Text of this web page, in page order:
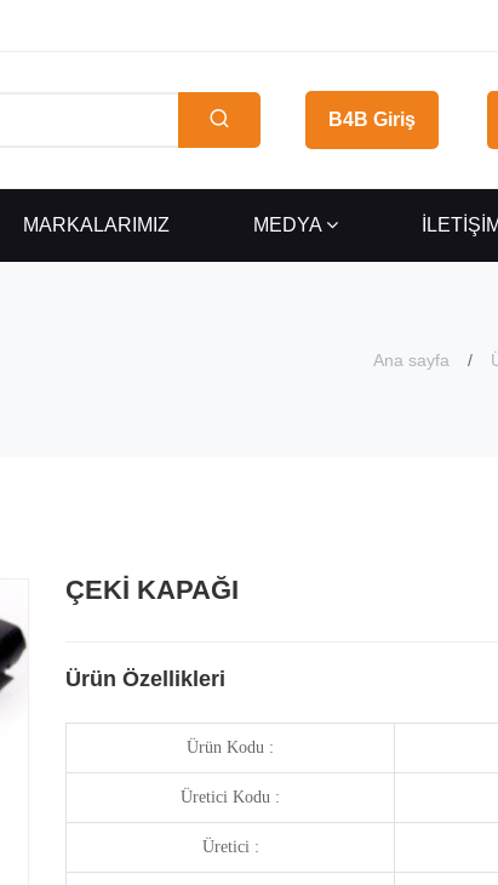
B4B Giriş
MARKALARIMIZ MEDYA İLETİŞİM
Ana sayfa
ÇEKİ KAPAĞI
Ürün Özellikleri
Ürün Kodu :
Üretici Kodu :
Üretici :